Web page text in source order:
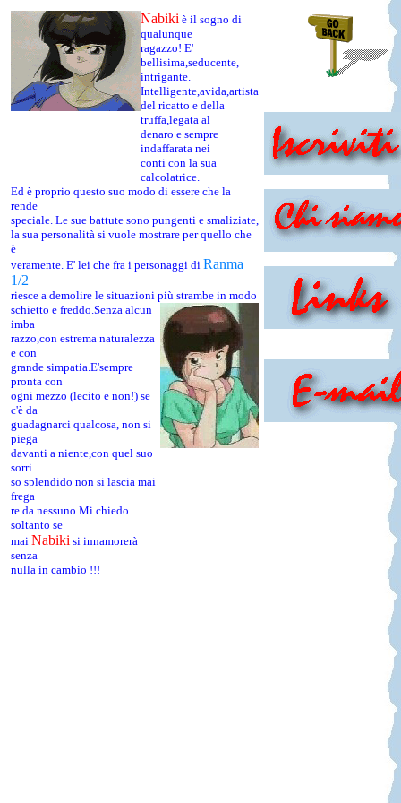
Nabiki è il sogno di
qualunque
ragazzo! E'
bellisima,seducente,
intrigante.
Intelligente,avida,artista
del ricatto e della
truffa,legata al
denaro e sempre
indaffarata nei
conti con la sua
calcolatrice.
Ed è proprio questo suo modo di essere che la
rende
speciale. Le sue battute sono pungenti e smaliziate,
la sua personalità si vuole mostrare per quello che
è
veramente. E' lei che fra i personaggi di Ranma
1/2
riesce a demolire le situazioni più strambe in modo
schietto e freddo.Senza alcun
imba
razzo,con estrema naturalezza
e con
grande simpatia.E'sempre
pronta con
ogni mezzo (lecito e non!) se
c'è da
guadagnarci qualcosa, non si
piega
davanti a niente,con quel suo
sorri
so splendido non si lascia mai
frega
re da nessuno.Mi chiedo
soltanto se
mai Nabiki si innamorerà
senza
nulla in cambio !!!